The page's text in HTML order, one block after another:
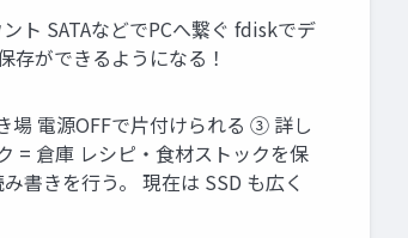
ト SATAなどでPCへ繋ぐ fdiskでデ
ができるようになる！
場 電源OFFで片付けられる ③ 詳し
= 倉庫 レシピ・食材ストックを保
書きを行う。 現在は SSD も広く